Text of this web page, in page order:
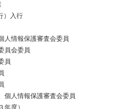
）入行
情報保護審査会委員
員会委員
員
人情報保護審査会委員
度）